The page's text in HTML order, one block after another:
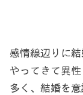
感情線辺りに結
やってきて異
多く、結婚を